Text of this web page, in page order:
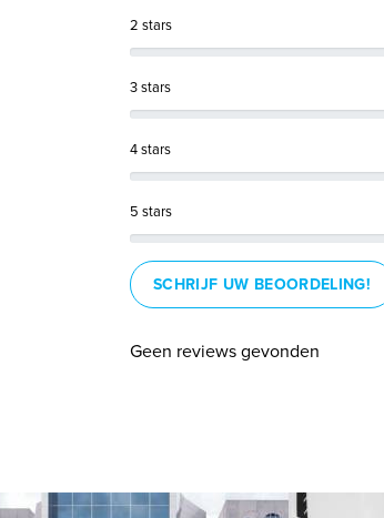
2 stars
3 stars
4 stars
5 stars
SCHRIJF UW BEOORDELING!
Geen reviews gevonden